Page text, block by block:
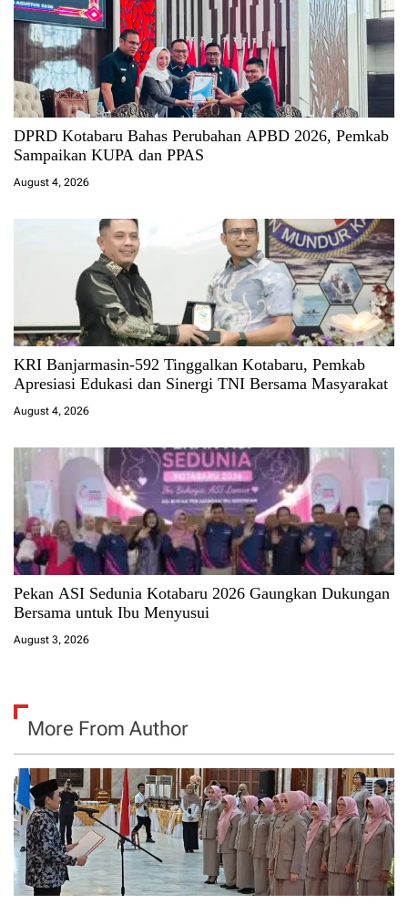
DPRD Kotabaru Bahas Perubahan APBD 2026, Pemkab
Sampaikan KUPA dan PPAS
August 4, 2026
KRI Banjarmasin-592 Tinggalkan Kotabaru, Pemkab
Apresiasi Edukasi dan Sinergi TNI Bersama Masyarakat
August 4, 2026
Pekan ASI Sedunia Kotabaru 2026 Gaungkan Dukungan
Bersama untuk Ibu Menyusui
August 3, 2026
More From Author